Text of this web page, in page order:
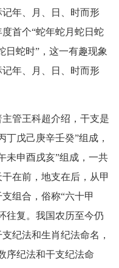
年、月、日、时而形
首个“蛇年蛇月蛇日蛇
日蛇时”，这一有趣现象
年、月、日、时而形
管王科超介绍，干支是
丁戊己庚辛壬癸”组成，
未申酉戌亥”组成，一共
在前，地支在后，从甲
组合，俗称“六十甲
往复。我国农历至今仍
纪法和生肖纪法命名，
序纪法和干支纪法命